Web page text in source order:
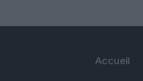
Accueil